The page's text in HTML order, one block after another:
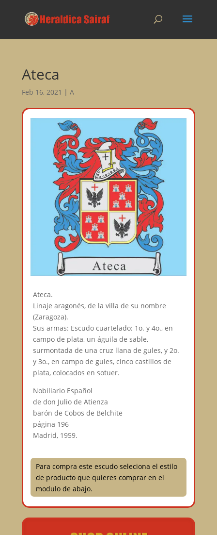
Ateca
Feb 16, 2021 | A
Ateca.
Linaje aragonés, de la villa de su nombre
(Zaragoza).
Sus armas: Escudo cuartelado: 1o. y 4o., en
campo de plata, un águila de sable,
surmontada de una cruz llana de gules, y 2o.
y 3o., en campo de gules, cinco castillos de
plata, colocados en sotuer.
Nobiliario Español
de don Julio de Atienza
barón de Cobos de Belchite
página 196
Madrid, 1959.
Para compra este escudo seleciona el estilo
de producto que quieres comprar en el
modulo de abajo.